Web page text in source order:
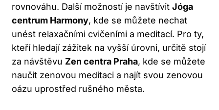
rovnováhu. Další možností je navštívit Jóga
centrum‌ Harmony, kde​ se ⁢můžete nechat
‍unést relaxačními cvičeními a meditací. Pro ty,
kteří ⁣hledají zážitek na vyšší úrovni, určitě stojí⁢
za návštěvu Zen ⁢centra Praha, kde se můžete
naučit zenovou meditaci a najít svou zenovou
‍oázu‍ uprostřed rušného města.